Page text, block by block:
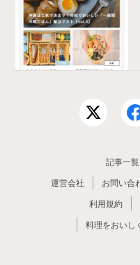
記事一覧
運営会社
お問い合
利用規約
料理をおいし